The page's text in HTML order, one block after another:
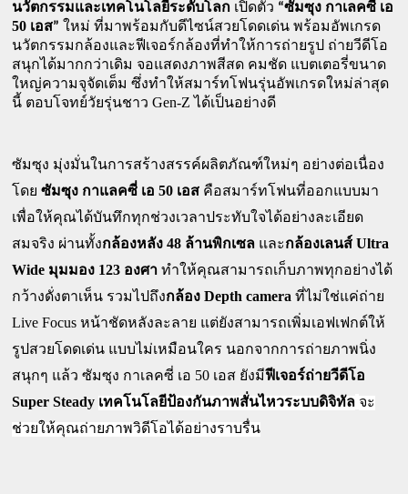
นวัตกรรมและเทคโนโลยีระดับโลก เปิดตัว
50 เอส” ใหม่ ที่มาพร้อมกับดีไซน์สวยโดดเด่น พร้อมอัพเกรด
นวัตกรรมกล้องและฟีเจอร์กล้องที่ทำให้การถ่ายรูป ถ่ายวีดีโอ
สนุกได้มากกว่าเดิม จอแสดงภาพสีสด คมชัด แบตเตอรี่ขนาด
ใหญ่ความจุจัดเต็ม ซึ่งทำให้สมาร์ทโฟนรุ่นอัพเกรดใหม่ล่าสุด
นี้ ตอบโจทย์วัยรุ่นชาว Gen-Z ได้เป็นอย่างดี
ซัมซุง มุ่งมั่นในการสร้างสรรค์ผลิตภัณฑ์ใหม่ๆ อย่างต่อเนื่อง
โดย ซัมซุง กาแลคซี่ เอ 50 เอส คือสมาร์ทโฟนที่ออกแบบมา
เพื่อให้คุณได้บันทึกทุกช่วงเวลาประทับใจได้อย่างละเอียด
สมจริง ผ่านทั้งกล้องหลัง 48 ล้านพิกเซล และกล้องเลนส์ Ultra
Wide มุมมอง 123 องศา ทำให้คุณสามารถเก็บภาพทุกอย่างได้
กว้างดั่งตาเห็น รวมไปถึงกล้อง Depth camera ที่ไม่ใช่แค่ถ่าย
Live Focus หน้าชัดหลังละลาย แต่ยังสามารถเพิ่มเอฟเฟกต์ให้
รูปสวยโดดเด่น แบบไม่เหมือนใคร นอกจากการถ่ายภาพนิ่ง
สนุกๆ แล้ว ซัมซุง กาเลคซี่ เอ 50 เอส ยังมี
Super Steady เทคโนโลยีป้องกันภาพสั่นไหวระบบดิจิทัล จะ
ช่วยให้คุณถ่ายภาพวิดีโอได้อย่างราบรื่น